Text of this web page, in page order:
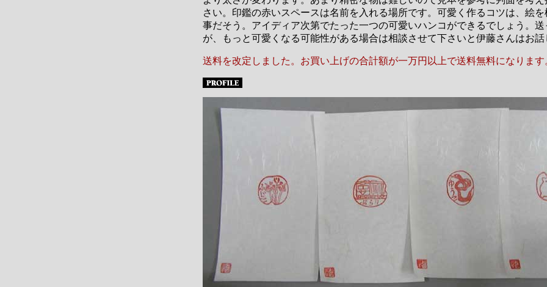
さい。印鑑の赤いスペースは名前を入れる場所です。可愛く作るコツは、絵
事だそう。アイディア次第でたった一つの可愛いハンコができるでしょう。
が、もっと可愛くなる可能性がある場合は相談させて下さいと伊藤さんはお
送料を改定しました。お買い上げの合計額が一万円以上で送料無料になります